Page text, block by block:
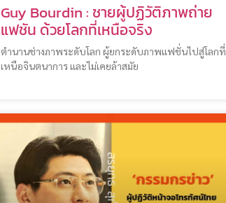
Guy Bourdin : ชายผู้ปฏิวัติภาพถ่าย
แฟชัน ด้วยโลกที่เหนือจริง
ตำนานช่างภาพระดับโลก ผู้ยกระดับภาพแฟชั่นไปสู่โลกที่
เหนือจินตนาการ และไม่เคยล้าสมัย